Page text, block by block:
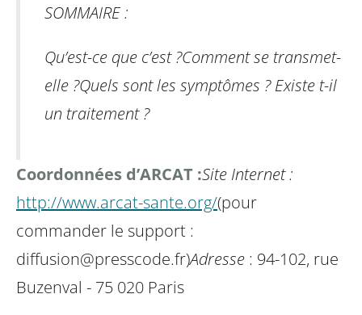
SOMMAIRE :
Qu’est-ce que c’est ?Comment se transmet-
elle ?Quels sont les symptômes ?Existe t-il
un traitement ?
Coordonnées d’ARCAT :Site Internet :
http://www.arcat-sante.org/(pour
commander le support :
diffusion@presscode.fr)Adresse : 94-102, rue
Buzenval - 75 020 Paris